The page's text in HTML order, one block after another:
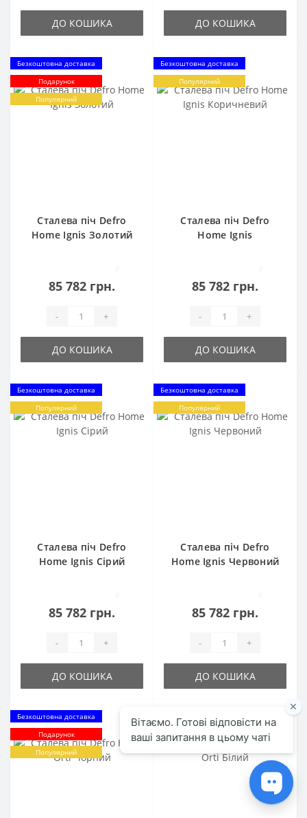
ДО КОШИКА ДО КОШИКА
Безкоштовна доставка
Подарунок
Популярний
Сталева піч Defro
Home Ignis Золотий
85 782 грн.
- +
ДО КОШИКА
Безкоштовна доставка
Популярний
Сталева піч Defro
Home Ignis
85 782 грн.
- +
ДО КОШИКА
Безкоштовна доставка
Популярний
Сталева піч Defro
Home Ignis Сірий
85 782 грн.
- +
ДО КОШИКА
Безкоштовна доставка
Популярний
Сталева піч Defro
Home Ignis Червоний
85 782 грн.
- +
ДО КОШИКА
Безкоштовна доставка
Подарунок
Популярний
Безкоштовна доставка
Популярний